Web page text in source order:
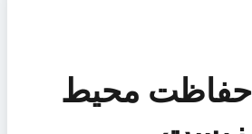
حفاظت محیط